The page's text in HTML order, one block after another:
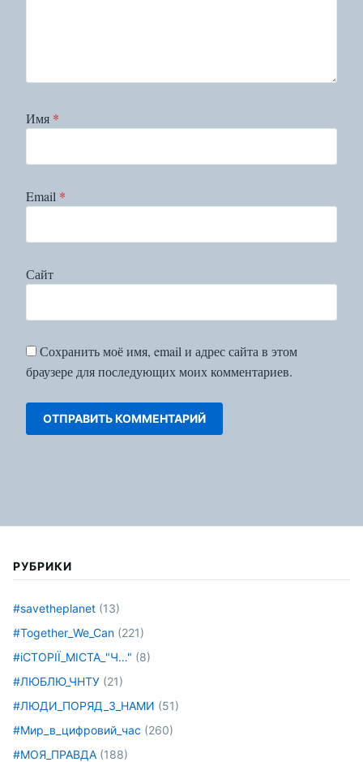
Имя *
Email *
Сайт
Сохранить моё имя, email и адрес сайта в этом
браузере для последующих моих комментариев.
РУБРИКИ
#savetheplanet (13)
#Together_We_Can (221)
#іСТОРІЇ_МІСТА_"Ч…" (8)
#ЛЮБЛЮ_ЧНТУ (21)
#ЛЮДИ_ПОРЯД_З_НАМИ (51)
#Мир_в_цифровий_час (260)
#МОЯ_ПРАВДА (188)